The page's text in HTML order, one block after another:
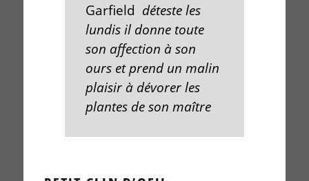
Garfield déteste les
lundis il donne toute
son affection à son
ours et prend un malin
plaisir à dévorer les
plantes de son maître